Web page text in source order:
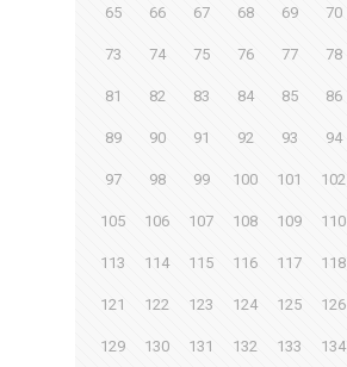
65 66 67 68 69 70
73 74 75 76 77 78
81 82 83 84 85 86
89 90 91 92 93 94
97 98 99 100 101 102
105 106 107 108 109 110
113 114 115 116 117 118
121 122 123 124 125 126
129 130 131 132 133 134